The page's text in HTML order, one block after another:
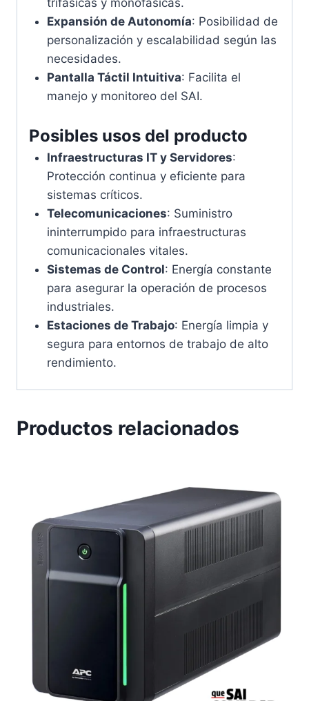
trifásicas y monofásicas.
Expansión de Autonomía: Posibilidad de
personalización y escalabilidad según las
necesidades.
Pantalla Táctil Intuitiva: Facilita el
manejo y monitoreo del SAI.
Posibles usos del producto
Infraestructuras IT y Servidores:
Protección continua y eficiente para
sistemas críticos.
Telecomunicaciones: Suministro
ininterrumpido para infraestructuras
comunicacionales vitales.
Sistemas de Control: Energía constante
para asegurar la operación de procesos
industriales.
Estaciones de Trabajo: Energía limpia y
segura para entornos de trabajo de alto
rendimiento.
Productos relacionados